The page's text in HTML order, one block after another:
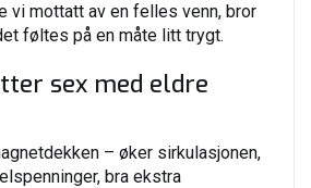
vi mottatt av en felles venn, bror
føltes på en måte litt trygt.
sex med eldre
– øker sirkulasjonen,
bra ekstra